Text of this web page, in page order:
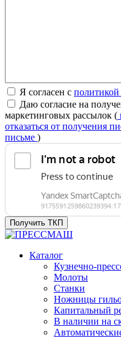
Я согласен с
Даю согласие на
маркетинговых рассылок (
отказаться от получения
письме )
Получить ТКП
Каталог
Кузнечно-
Молоты
Станки
Ножницы
Капитальный
В наличии на